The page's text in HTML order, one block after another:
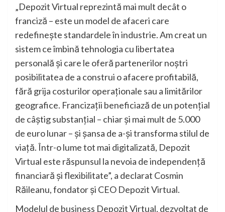
„Depozit Virtual reprezintă mai mult decât o
franciză – este un model de afaceri care
redefinește standardele în industrie. Am creat un
sistem ce îmbină tehnologia cu libertatea
personală și care le oferă partenerilor noștri
posibilitatea de a construi o afacere profitabilă,
fără grija costurilor operaționale sau a limitărilor
geografice. Francizații beneficiază de un potențial
de câștig substanțial – chiar și mai mult de 5.000
de euro lunar – și șansa de a-și transforma stilul de
viață. Într-o lume tot mai digitalizată, Depozit
Virtual este răspunsul la nevoia de independență
financiară și flexibilitate”, a declarat Cosmin
Răileanu, fondator și CEO Depozit Virtual.
Modelul de business Depozit Virtual, dezvoltat de